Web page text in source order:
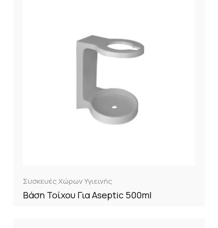
Συσκευές Χώρων Υγιεινής
Βάση Τοίχου Για Aseptic 500ml